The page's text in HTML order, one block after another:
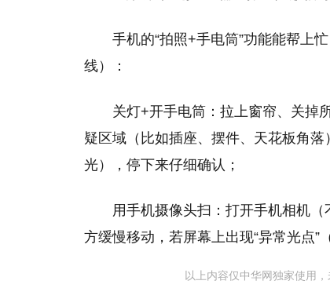
手机的“拍照+手电筒”功能能帮上
线）：
关灯+开手电筒：拉上窗帘、关掉
疑区域（比如插座、摆件、天花板角落
光），停下来仔细确认；
用手机摄像头扫：打开手机相机
方缓慢移动，若屏幕上出现“异常光点”
以上内容仅中华网独家使用